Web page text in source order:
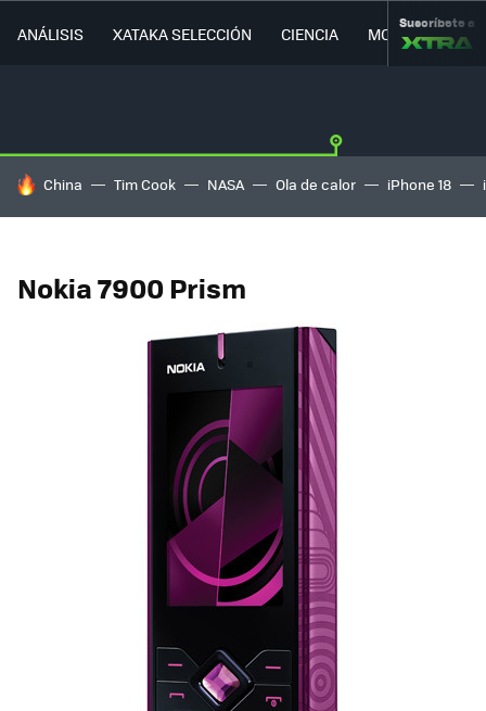
ANÁLISIS XATAKA SELECCIÓN CIENCIA MOVILIDAD
Suscríbete a
HOY SE HABLA DE
China Tim Cook NASA Ola de calor iPhone 18
Nokia 7900 Prism